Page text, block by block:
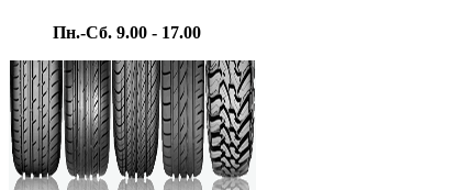
Пн.-Сб. 9.00 - 17.00